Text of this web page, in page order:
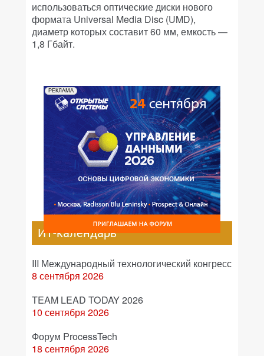
использоваться оптические диски нового
формата Universal Media Disc (UMD),
диаметр которых составит 60 мм, емкость —
1,8 Гбайт.
РЕКЛАМА
ИТ-календарь
III Международный технологический конгресс
8 сентября 2026
TEAM LEAD TODAY 2026
10 сентября 2026
Форум ProcessTech
18 сентября 2026